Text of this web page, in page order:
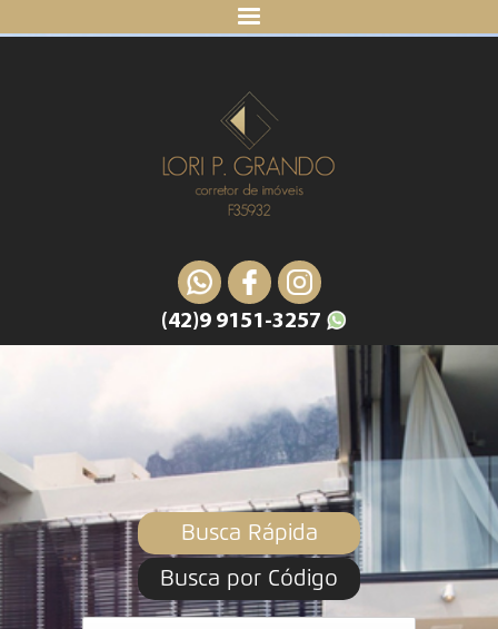
(42)9 9151-3257
Busca Rápida
Busca por Código